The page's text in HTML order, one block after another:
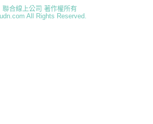
聯合線上公司 著作權所有
All Rights Reserved.